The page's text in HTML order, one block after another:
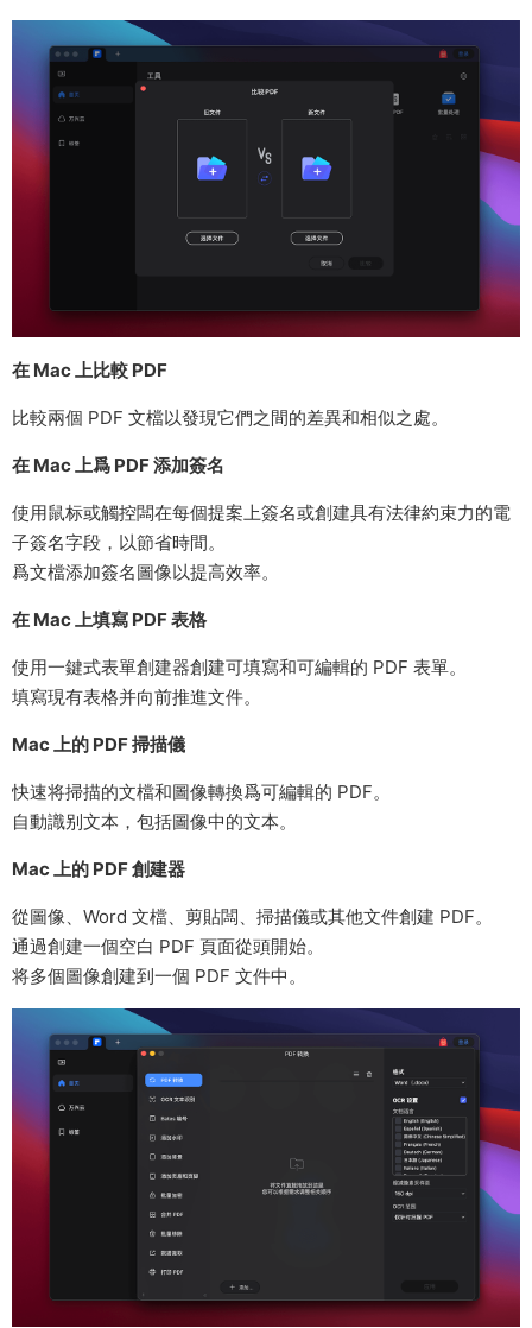
在 Mac 上比較 PDF
比較兩個 PDF 文檔以發現它們之間的差異和相似之處。
在 Mac 上爲 PDF 添加簽名
使用鼠标或觸控闆在每個提案上簽名或創建具有法律約束力的電
子簽名字段，以節省時間。
爲文檔添加簽名圖像以提高效率。
在 Mac 上填寫 PDF 表格
使用一鍵式表單創建器創建可填寫和可編輯的 PDF 表單。
填寫現有表格并向前推進文件。
Mac 上的 PDF 掃描儀
快速将掃描的文檔和圖像轉換爲可編輯的 PDF。
自動識别文本，包括圖像中的文本。
Mac 上的 PDF 創建器
從圖像、Word 文檔、剪貼闆、掃描儀或其他文件創建 PDF。
通過創建一個空白 PDF 頁面從頭開始。
将多個圖像創建到一個 PDF 文件中。